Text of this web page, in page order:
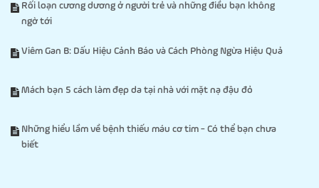
Rối loạn cương dương ở người trẻ và những điều bạn không
ngờ tới
Viêm Gan B: Dấu Hiệu Cảnh Báo và Cách Phòng Ngừa Hiệu Quả
Mách bạn 5 cách làm đẹp da tại nhà với mặt nạ đậu đỏ
Những hiểu lầm về bệnh thiếu máu cơ tim - Có thể bạn chưa
biết